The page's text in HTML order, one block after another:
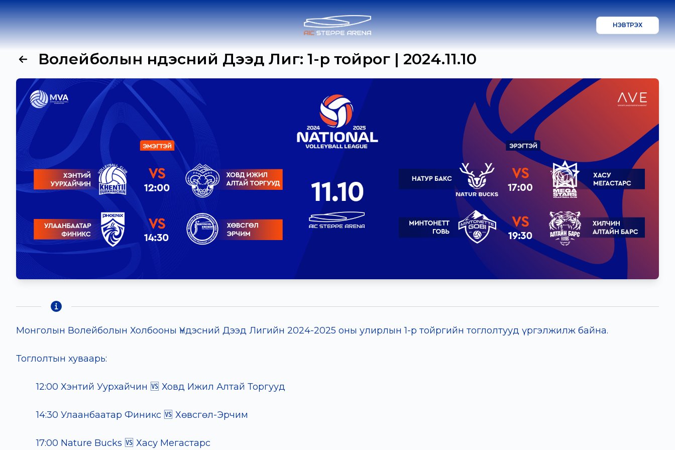
НЭВТРЭХ
Волейболын Үндэсний Дээд Лиг: 1-р тойрог | 2024.11.10
Монголын Волейболын Холбооны Үндэсний Дээд Лигийн 2024-2025 оны улирлын 1-р тойргийн тоглолтууд үргэлжилж байна.
Тоглолтын хуваарь:
12:00 Хэнтий Уурхайчин 🆚 Ховд Ижил Алтай Торгууд
14:30 Улаанбаатар Финикс 🆚 Хөвсгөл-Эрчим
17:00 Nature Bucks 🆚 Хасу Мегастарс